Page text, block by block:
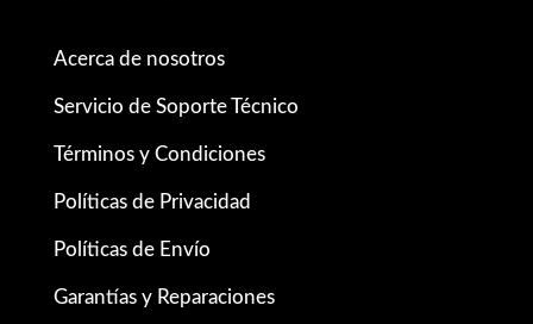
Acerca de nosotros
Servicio de Soporte Técnico
Términos y Condiciones
Políticas de Privacidad
Políticas de Envío
Garantías y Reparaciones